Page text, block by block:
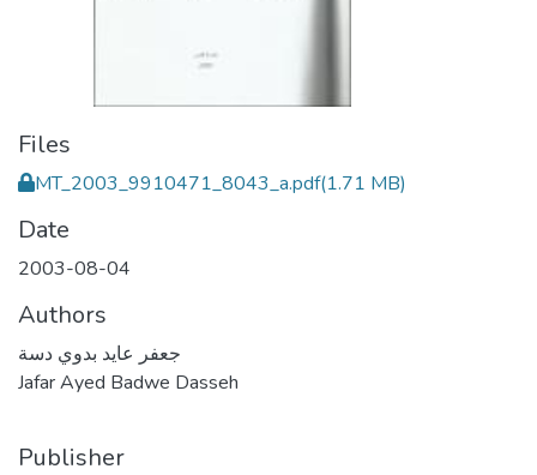
Files
MT_2003_9910471_8043_a.pdf(1.71 MB)
Date
2003-08-04
Authors
جعفر عايد بدوي دسة
Jafar Ayed Badwe Dasseh
Publisher